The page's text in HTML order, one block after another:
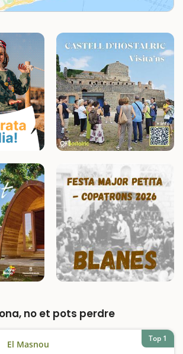
no et pots perdre
El Masnou
Top 1